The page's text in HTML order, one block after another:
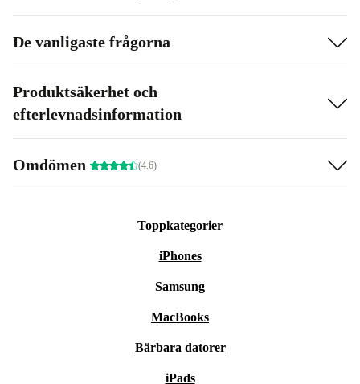
De vanligaste frågorna
Produktsäkerhet och
efterlevnadsinformation
Omdömen (4.6)
Toppkategorier
iPhones
Samsung
MacBooks
Bärbara datorer
iPads